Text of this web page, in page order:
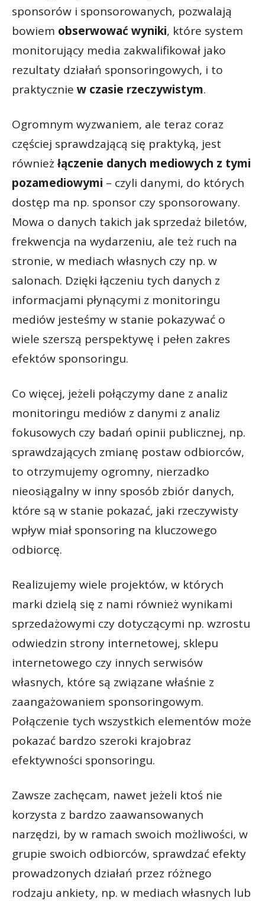
sponsorów i sponsorowanych, pozwalają
bowiem obserwować wyniki, które system
monitorujący media zakwalifikował jako
rezultaty działań sponsoringowych, i to
praktycznie w czasie rzeczywistym.
Ogromnym wyzwaniem, ale teraz coraz
częściej sprawdzającą się praktyką, jest
również łączenie danych mediowych z tymi
pozamediowymi – czyli danymi, do których
dostęp ma np. sponsor czy sponsorowany.
Mowa o danych takich jak sprzedaż biletów,
frekwencja na wydarzeniu, ale też ruch na
stronie, w mediach własnych czy np. w
salonach. Dzięki łączeniu tych danych z
informacjami płynącymi z monitoringu
mediów jesteśmy w stanie pokazywać o
wiele szerszą perspektywę i pełen zakres
efektów sponsoringu.
Co więcej, jeżeli połączymy dane z analiz
monitoringu mediów z danymi z analiz
fokusowych czy badań opinii publicznej, np.
sprawdzających zmianę postaw odbiorców,
to otrzymujemy ogromny, nierzadko
nieosiągalny w inny sposób zbiór danych,
które są w stanie pokazać, jaki rzeczywisty
wpływ miał sponsoring na kluczowego
odbiorcę.
Realizujemy wiele projektów, w których
marki dzielą się z nami również wynikami
sprzedażowymi czy dotyczącymi np. wzrostu
odwiedzin strony internetowej, sklepu
internetowego czy innych serwisów
własnych, które są związane właśnie z
zaangażowaniem sponsoringowym.
Połączenie tych wszystkich elementów może
pokazać bardzo szeroki krajobraz
efektywności sponsoringu.
Zawsze zachęcam, nawet jeżeli ktoś nie
korzysta z bardzo zaawansowanych
narzędzi, by w ramach swoich możliwości, w
grupie swoich odbiorców, sprawdzać efekty
prowadzonych działań przez różnego
rodzaju ankiety, np. w mediach własnych lub